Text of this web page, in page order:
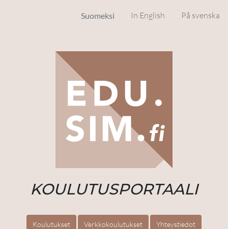
Suomeksi In English På svenska
KOULUTUSPORTAALI
Koulutukset Verkkokoulutukset Yhteystiedot